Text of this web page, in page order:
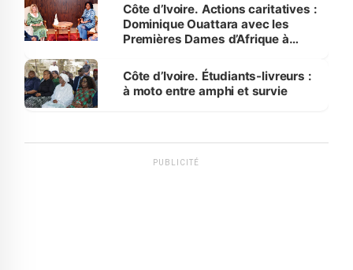
Côte d’Ivoire. Actions caritatives :
Dominique Ouattara avec les
Premières Dames d’Afrique à
Côte d’Ivoire. Étudiants-livreurs :
à moto entre amphi et survie
PUBLICITÉ